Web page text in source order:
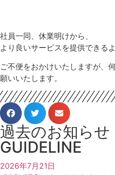
社員一同、休業明けから、
より良いサービスを提供できる
ご不便をおかけいたしますが、
願いいたします。
過去のお知らせ
GUIDELINE
2026年7月21日